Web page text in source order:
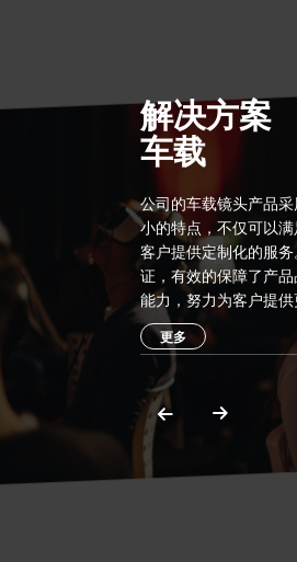
解决方案
车载
公司的车载镜头产品
小的特点，不仅可以
客户提供定制化的服
证，有效的保障了产
能力，努力为客户提
更多